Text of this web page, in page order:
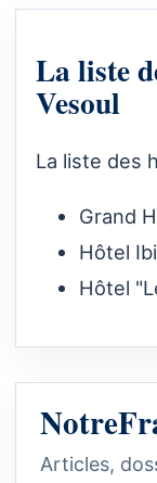
La liste
Vesoul
La liste des
Grand
Hôtel
Hôtel
Articles,